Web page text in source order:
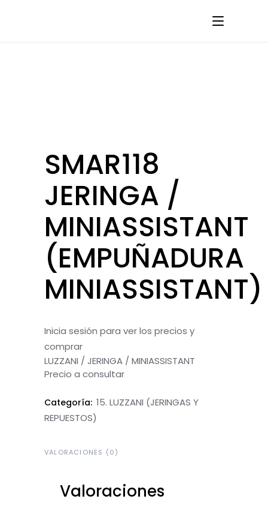
SMAR118
JERINGA /
MINIASSISTANT
(EMPUÑADURA
MINIASSISTANT)
Inicia sesión para ver los precios y
comprar
LUZZANI / JERINGA / MINIASSISTANT
Precio a consultar
Categoría: 15. LUZZANI (JERINGAS Y
REPUESTOS)
VALORACIONES (0)
Valoraciones